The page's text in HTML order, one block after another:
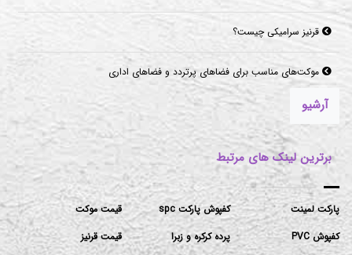
قرنیز سرامیکی چیست؟
موکت‌های مناسب برای فضاهای پرتردد و فضاهای اداری
آرشیو
برترین لینک های مرتبط
پارکت لمینت
کفپوش PVC
کفپوش پارکت spc
پرده کرکره و زبرا
قیمت موکت
قیمت قرنیز